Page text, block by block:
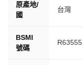
原產地/
國
台灣
BSMI
號碼
R63555